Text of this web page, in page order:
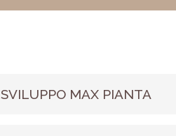
SVILUPPO MAX PIANTA